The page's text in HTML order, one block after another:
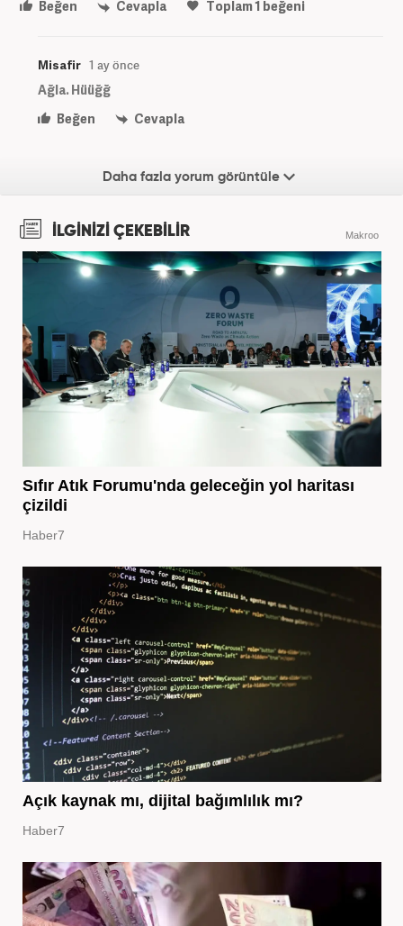
Beğen Cevapla Toplam1 beğeni
Misafir 1 ay önce
Ağla. Hüüğğ
Beğen
Cevapla
Daha fazla yorum görüntüle
İLGİNİZİ ÇEKEBİLİR Makroo
Sıfır Atık Forumu'nda geleceğin yol haritası
çizildi
Haber7
Açık kaynak mı, dijital bağımlılık mı?
Haber7